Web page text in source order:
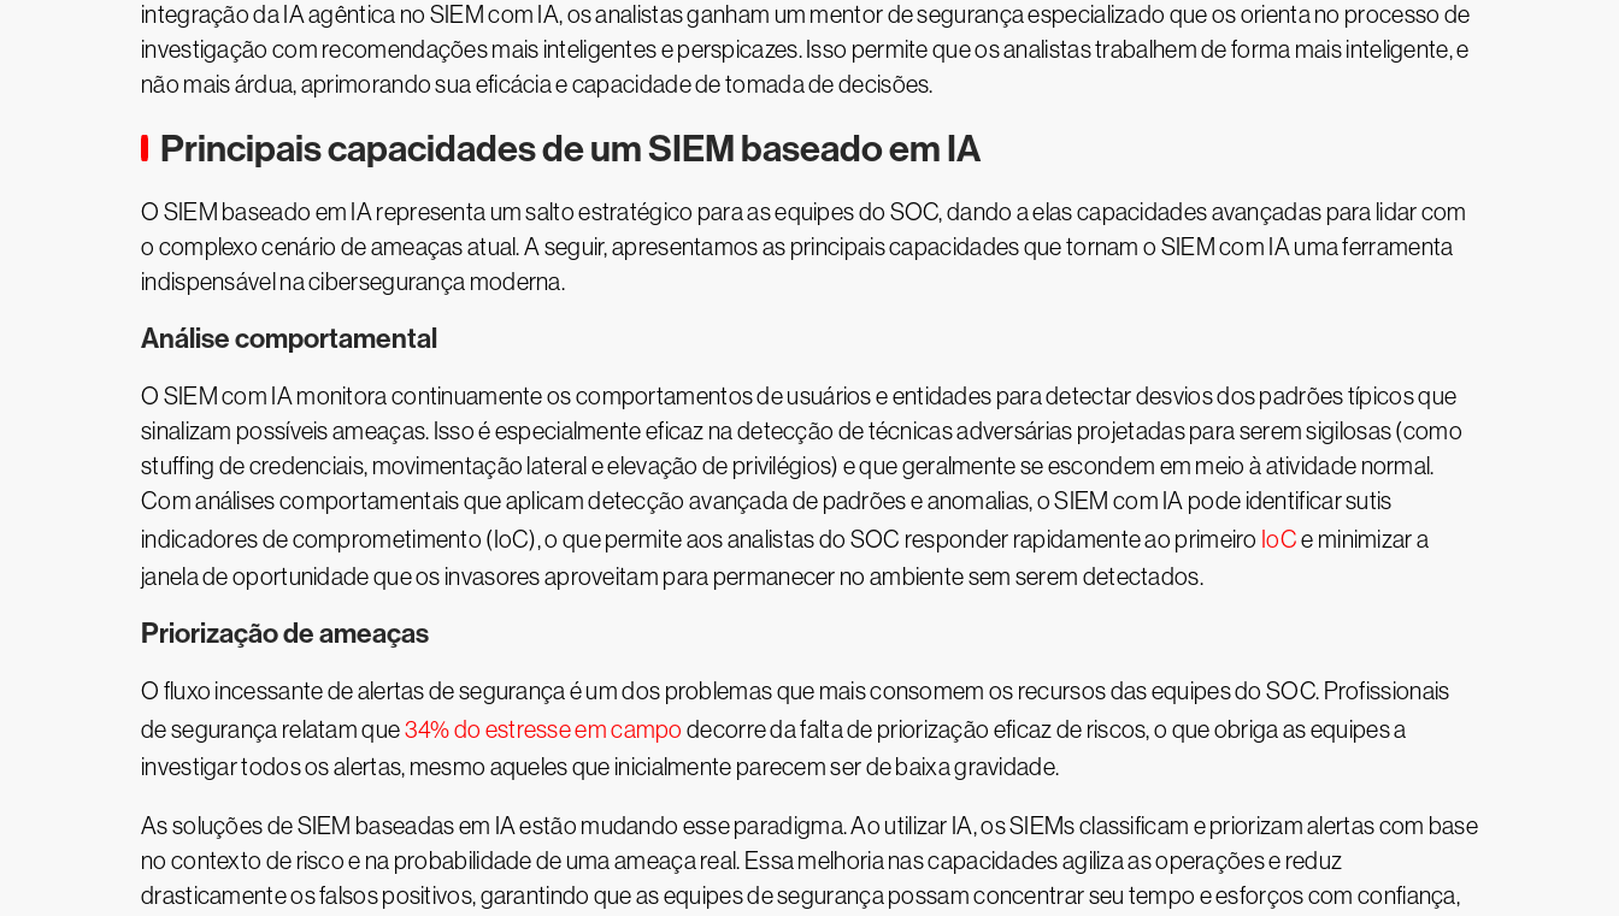
integração da IA agêntica no SIEM com IA, os analistas ganham um mentor de segurança especializado que os orienta no processo de
investigação com recomendações mais inteligentes e perspicazes. Isso permite que os analistas trabalhem de forma mais inteligente, e
não mais árdua, aprimorando sua eficácia e capacidade de tomada de decisões.
Principais capacidades de um SIEM baseado em IA
O SIEM baseado em IA representa um salto estratégico para as equipes do SOC, dando a elas capacidades avançadas para lidar com
o complexo cenário de ameaças atual. A seguir, apresentamos as principais capacidades que tornam o SIEM com IA uma ferramenta
indispensável na cibersegurança moderna.
Análise comportamental
O SIEM com IA monitora continuamente os comportamentos de usuários e entidades para detectar desvios dos padrões típicos que
sinalizam possíveis ameaças. Isso é especialmente eficaz na detecção de técnicas adversárias projetadas para serem sigilosas (como
stuffing de credenciais, movimentação lateral e elevação de privilégios) e que geralmente se escondem em meio à atividade normal.
Com análises comportamentais que aplicam detecção avançada de padrões e anomalias, o SIEM com IA pode identificar sutis
indicadores de comprometimento (IoC), o que permite aos analistas do SOC responder rapidamente ao primeiro IoCe minimizar a
janela de oportunidade que os invasores aproveitam para permanecer no ambiente sem serem detectados.
Priorização de ameaças
O fluxo incessante de alertas de segurança é um dos problemas que mais consomem os recursos das equipes do SOC. Profissionais
de segurança relatam que34% do estresse em campo decorre da falta de priorização eficaz de riscos, o que obriga as equipes a
investigar todos os alertas, mesmo aqueles que inicialmente parecem ser de baixa gravidade.
As soluções de SIEM baseadas em IA estão mudando esse paradigma. Ao utilizar IA, os SIEMs classificam e priorizam alertas com base
no contexto de risco e na probabilidade de uma ameaça real. Essa melhoria nas capacidades agiliza as operações e reduz
drasticamente os falsos positivos, garantindo que as equipes de segurança possam concentrar seu tempo e esforços com confiança,